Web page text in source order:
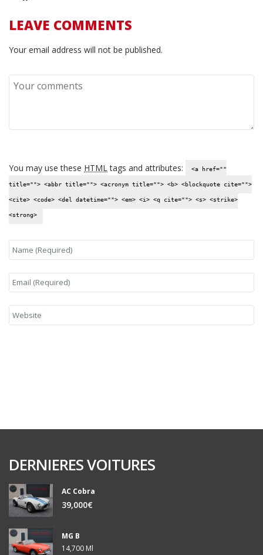
LEAVE COMMENTS
Your email address will not be published.
You may use these HTMLtags and attributes: <a href=""
title=""> <abbr title=""> <acronym title=""> <b> <blockquote cite="">
<cite> <code> <del datetime=""> <em> <i> <q cite=""> <s> <strike>
<strong>
DERNIERES VOITURES
AC Cobra
39,000€
MG B
14,700 Ml